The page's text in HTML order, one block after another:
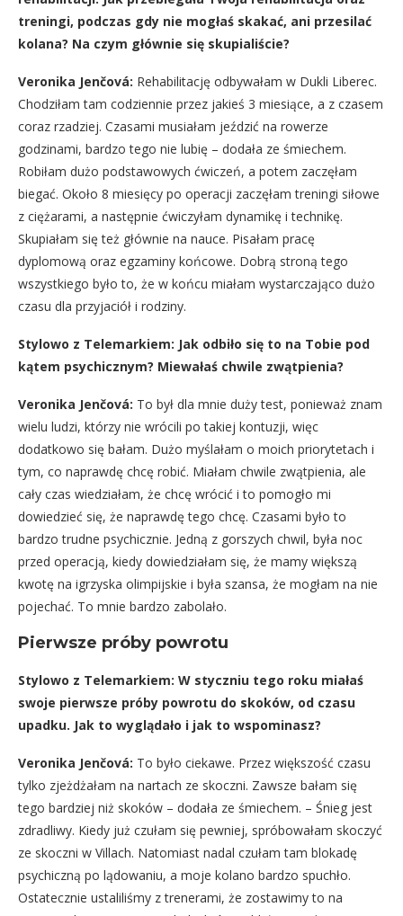
treningi, podczas gdy nie mogłaś skakać, ani przesilać
kolana? Na czym głównie się skupialiście?
Veronika Jenčová: Rehabilitację odbywałam w Dukli Liberec.
Chodziłam tam codziennie przez jakieś 3 miesiące, a z czasem
coraz rzadziej. Czasami musiałam jeździć na rowerze
godzinami, bardzo tego nie lubię – dodała ze śmiechem.
Robiłam dużo podstawowych ćwiczeń, a potem zaczęłam
biegać. Około 8 miesięcy po operacji zaczęłam treningi siłowe
z ciężarami, a następnie ćwiczyłam dynamikę i technikę.
Skupiałam się też głównie na nauce. Pisałam pracę
dyplomową oraz egzaminy końcowe. Dobrą stroną tego
wszystkiego było to, że w końcu miałam wystarczająco dużo
czasu dla przyjaciół i rodziny.
Stylowo z Telemarkiem: Jak odbiło się to na Tobie pod
kątem psychicznym? Miewałaś chwile zwątpienia?
Veronika Jenčová: To był dla mnie duży test, ponieważ znam
wielu ludzi, którzy nie wrócili po takiej kontuzji, więc
dodatkowo się bałam. Dużo myślałam o moich priorytetach i
tym, co naprawdę chcę robić. Miałam chwile zwątpienia, ale
cały czas wiedziałam, że chcę wrócić i to pomogło mi
dowiedzieć się, że naprawdę tego chcę. Czasami było to
bardzo trudne psychicznie. Jedną z gorszych chwil, była noc
przed operacją, kiedy dowiedziałam się, że mamy większą
kwotę na igrzyska olimpijskie i była szansa, że ​​mogłam na nie
pojechać. To mnie bardzo zabolało.
Pierwsze próby powrotu
Stylowo z Telemarkiem: W styczniu tego roku miałaś
swoje pierwsze próby powrotu do skoków, od czasu
upadku. Jak to wyglądało i jak to wspominasz?
Veronika Jenčová: To było ciekawe. Przez większość czasu
tylko zjeżdżałam na nartach ze skoczni. Zawsze bałam się
tego bardziej niż skoków – dodała ze śmiechem. – Śnieg jest
zdradliwy. Kiedy już czułam się pewniej, spróbowałam skoczyć
ze skoczni w Villach. Natomiast nadal czułam tam blokadę
psychiczną po lądowaniu, a moje kolano bardzo spuchło.
Ostatecznie ustaliliśmy z trenerami, że zostawimy to na